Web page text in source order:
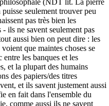
(NDT lit. La pierre
puisse seulement trouver peu
pas très bien les
- ils ne savent seulement pas
aussi bien on peut dire : les
que maintes choses se
les banques et les
et la plupart des humains
des papiers/des titres
et ils savent justement aussi
en fait dans l'ensemble du
comme aussi ils ne savent